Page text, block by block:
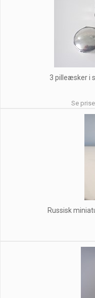
3 pilleæsker i
Se
Russisk